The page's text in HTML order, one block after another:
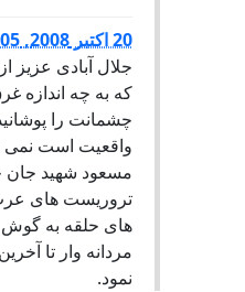
20 اكتبر 2008, 16:05
جلال آبادی عزیز
که به چه اندازه
چشمانت را
واقعیت است نمی
مسعود شهید جان
تروریست های عرب
های حلقه به
مردانه وار تا
نمود.